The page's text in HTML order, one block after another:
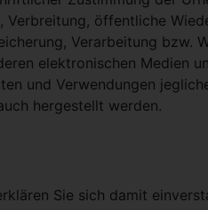
öffentliche
Verarbeitung bzw.
elektronischen Medien
und Verwendungen
hergestellt werden.
Sie sich damit